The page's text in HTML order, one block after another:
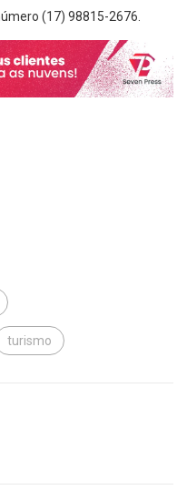
(17) 98815-2676.
turismo